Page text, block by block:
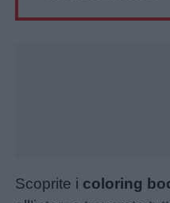
Scoprite i coloring